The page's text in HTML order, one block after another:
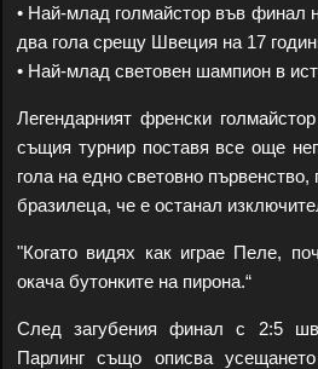
• Най-млад голмайстор във финал
два гола срещу Швеция на 17
• Най-млад световен шампион в
Легендарният френски
същия турнир поставя все още
гола на едно световно
бразилеца, че е останал
"Когато видях как играе Пеле,
окача бутонките на пирона.“
След загубения финал с 2:5
Парлинг също описва